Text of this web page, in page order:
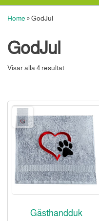
Home »GodJul
GodJul
Visar alla 4 resultat
Gästhandduk